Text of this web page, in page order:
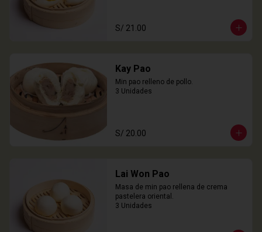
S/ 21.00
Kay Pao
Min pao relleno de pollo.
3 Unidades
S/ 20.00
Lai Won Pao
Masa de min pao rellena de crema
pastelera oriental.
3 Unidades